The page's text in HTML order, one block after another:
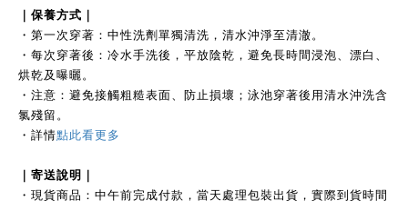
｜保養方式｜
・第一次穿著：中性洗劑單獨清洗，清水沖淨至清澈。
・每次穿著後：冷水手洗後，平放陰乾，避免長時間浸泡、漂白、
烘乾及曝曬。
・注意：避免接觸粗糙表面、防止損壞；泳池穿著後用清水沖洗含
氯殘留。
・ 詳情點此看更多
｜ 寄送說明｜
・現貨商品：中午前完成付款，當天處理包裝出貨，實際到貨時間